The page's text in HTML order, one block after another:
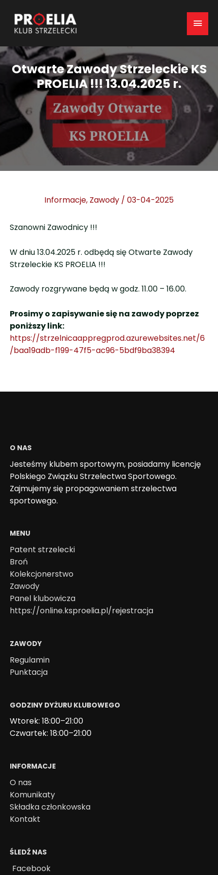
Main
Otwarte Zawody Strzeleckie KS
PROELIA !!! 13.04.2025 r.
Informacje, Zawody / 03-04-2025
Szanowni Zawodnicy !!!
W dniu 13.04.2025 r. odbędą się Otwarte Zawody
Strzeleckie KS PROELIA !!!
Zawody rozgrywane będą w godz. 11.00 – 16.00.
Prosimy o zapisywanie się na zawody poprzez
poniższy link:
https://strzelnicaappregprod.azurewebsites.net/6
/baa19adb-f199-47f5-ac96-5bdf9ba38394
O NAS
Jesteśmy klubem sportowym, posiadamy licencję
Polskiego Związku Strzelectwa Sportowego.
Zajmujemy się propagowaniem strzelectwa
sportowego.
MENU
Patent strzelecki
Broń
Kolekcjonerstwo
Zawody
Panel klubowicza
https://online.ksproelia.pl/rejestracja
ZAWODY
Regulamin
Punktacja
GODZINY DYŻURU KLUBOWEGO
Wtorek: 18:00–21:00
Czwartek: 18:00–21:00
INFORMACJE
O nas
Komunikaty
Składka członkowska
Kontakt
ŚLEDŹ NAS
Facebook